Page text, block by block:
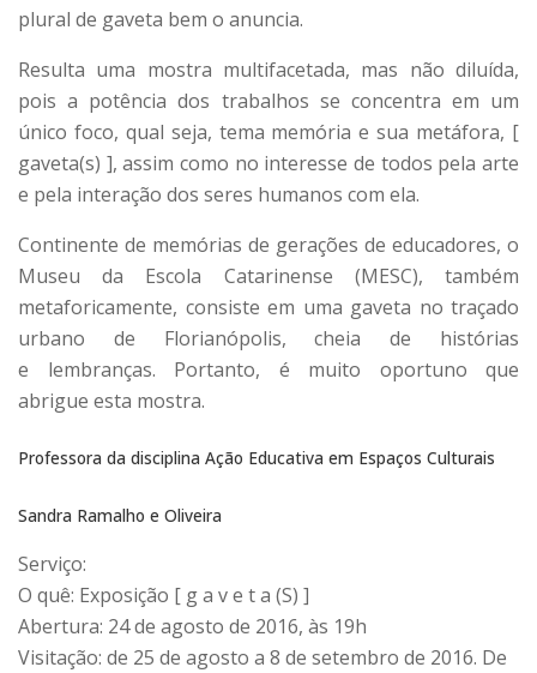
plural de gaveta bem o anuncia.
Resulta uma mostra multifacetada, mas não diluída,
pois a potência dos trabalhos se concentra em um
único foco, qual seja, tema memória e sua metáfora, [
gaveta(s) ], assim como no interesse de todos pela arte
e pela interação dos seres humanos com ela.
Continente de memórias de gerações de educadores, o
Museu da Escola Catarinense (MESC), também
metaforicamente, consiste em uma gaveta no traçado
urbano de Florianópolis, cheia de histórias
e lembranças. Portanto, é muito oportuno que
abrigue esta mostra.
Professora da disciplina Ação Educativa em Espaços Culturais
Sandra Ramalho e Oliveira
Serviço:
O quê: Exposição [ g a v e t a (S) ]
Abertura: 24 de agosto de 2016, às 19h
Visitação: de 25 de agosto a 8 de setembro de 2016. De